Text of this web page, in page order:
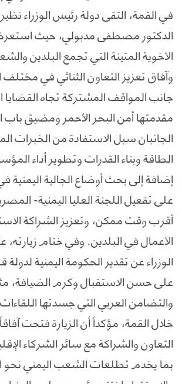
في القمة، التقى دولة رئيس الوزراء
الدكتور مصطفى مدبولي، حيث
الأخوية المتينة التي تجمع البلدين
وآفاق تعزيز التعاون الثنائي في
جانب المواقف المشتركة تجاه القضايا
مقدمتها أمن البحر الأحمر ومضيق
الجانبان سبل الاستفادة من الخبرات
الطاقة وبناء القدرات وتطوير أداء
إضافة إلى بحث أوضاع الجالية اليمنية
على تفعيل اللجنة العليا اليمنية-
أقرب وقت ممكن، وتعزيز الشراكة
الأعمال في البلدين. وفي ختام زيارته،
الوزراء عن تقدير الحكومة اليمنية
على حسن الاستقبال وكرم الضيافة،
والتضامن العربي التي جسدتها
خلال القمة، مؤكداً أن الزيارة فتحت
التعاون والشراكة مع سائر الشركاء
بما يخدم تطلعات الشعب اليمني نحو